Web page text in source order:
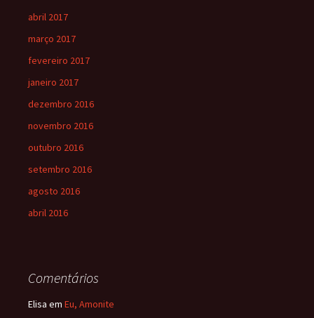
abril 2017
março 2017
fevereiro 2017
janeiro 2017
dezembro 2016
novembro 2016
outubro 2016
setembro 2016
agosto 2016
abril 2016
Comentários
Elisa em Eu, Amonite